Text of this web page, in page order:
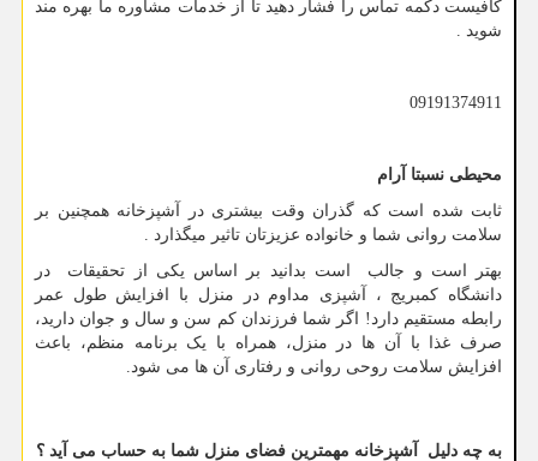
کافیست دکمه تماس را فشار دهید تا از خدمات مشاوره ما بهره مند
شوید .
09191374911
محیطی نسبتا آرام
ثابت شده است که گذران وقت بیشتری در آشپزخانه همچنین بر
سلامت روانی شما و خانواده عزیزتان تاثیر میگذارد .
بهتر است و جالب است بدانید بر اساس یکی از تحقیقات در
دانشگاه کمبریج ، آشپزی مداوم در منزل با افزایش طول عمر
رابطه مستقیم دارد! اگر شما فرزندان کم سن و سال و جوان دارید،
صرف غذا با آن ها در منزل، همراه با یک برنامه منظم، باعث
افزایش سلامت روحی روانی و رفتاری آن ها می شود.
به چه دلیل آشپزخانه مهمترین فضای منزل شما به حساب می آید ؟